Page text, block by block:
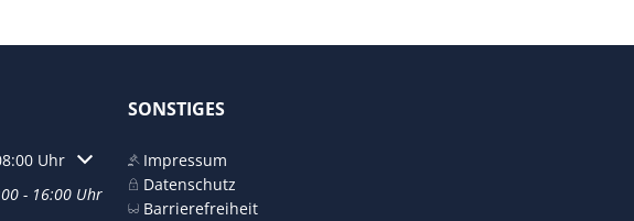
auszublenden
Uhr
- 16:00 Uhr
SONSTIGES
Impressum
Datenschutz
Barrierefreiheit